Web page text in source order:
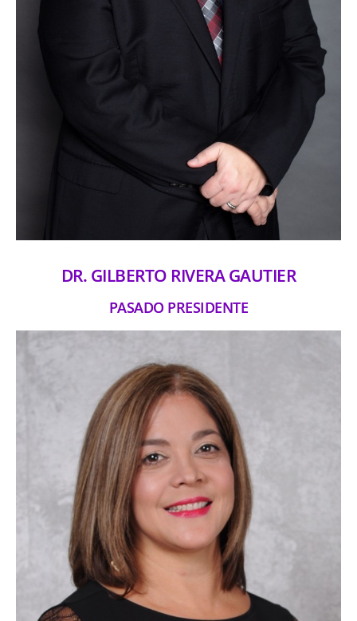
DR. GILBERTO RIVERA GAUTIER
PASADO PRESIDENTE